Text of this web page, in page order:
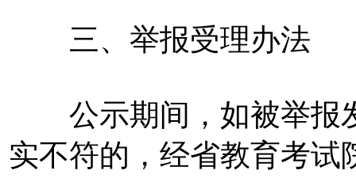
三、举报受理办法
公示期间，如被举报
实不符的，经省教育考试